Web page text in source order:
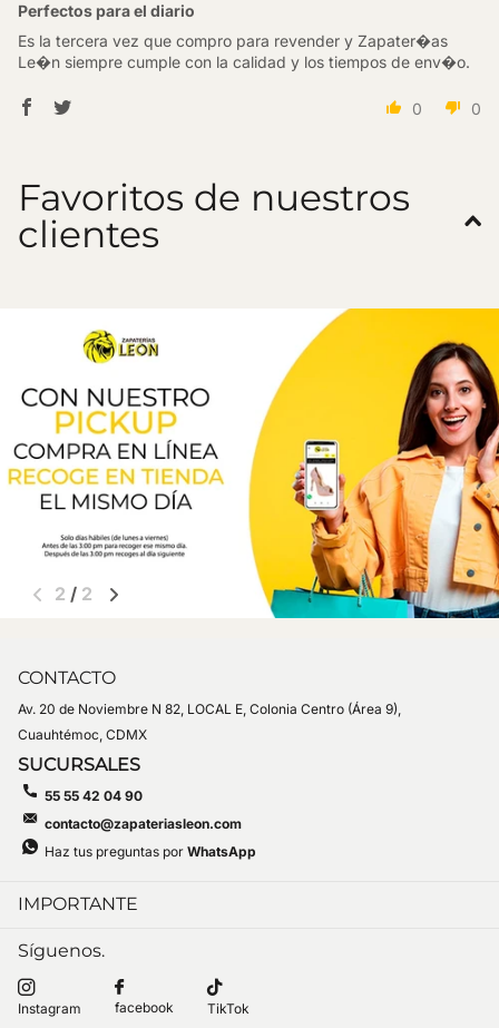
Perfectos para el diario
Es la tercera vez que compro para revender y Zapater�as
Le�n siempre cumple con la calidad y los tiempos de env�o.
0 0
Favoritos de nuestros
clientes
1 / 2
IMPORTANTE
CONTACTO
Av. 20 de Noviembre N 82, LOCAL E, Colonia Centro (Área 9),
Cuauhtémoc, CDMX
SUCURSALES
55 55 42 04 90
contacto@zapateriasleon.com
Haz tus preguntas por WhatsApp
Síguenos.
Instagram facebook TikTok